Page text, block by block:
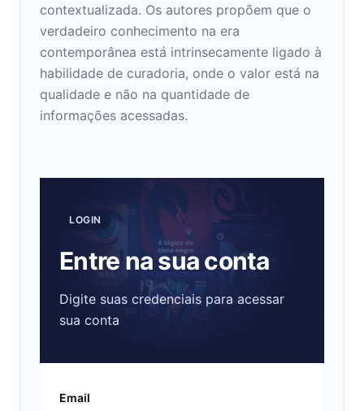
contextualizada. Os autores propõem que o
verdadeiro conhecimento na era
contemporânea está intrinsecamente ligado à
habilidade de curadoria, onde o valor está na
qualidade e não na quantidade de
informações acessadas.
LOGIN
Entre na sua conta
Digite suas credenciais para acessar
sua conta
Email